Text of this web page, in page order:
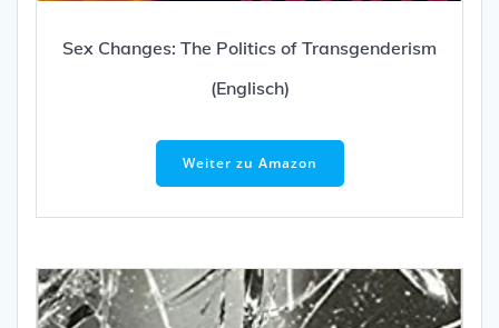
Sex Changes: The Politics of Transgenderism
(Englisch)
Weiter zu Amazon